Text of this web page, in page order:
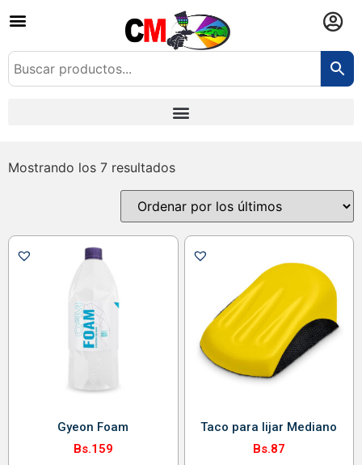
Mostrando los 7 resultados
Gyeon Foam
Bs.159
Taco para lijar Mediano
Bs.87